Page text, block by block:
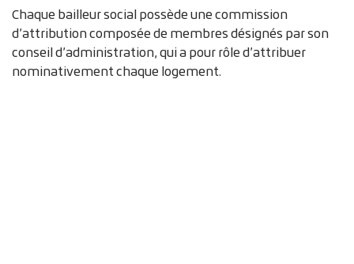
Chaque bailleur social possède une commission
d’attribution composée de membres désignés par son
conseil d’administration, qui a pour rôle d’attribuer
nominativement chaque logement.